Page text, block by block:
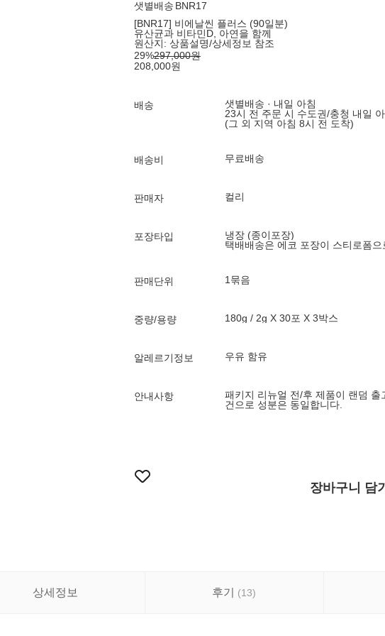
샛별배송 BNR17
[BNR17] 비에날씬 플러스 (90일분)
유산균과 비타민D, 아연을 함께
원산지: 상품설명/상세정보 참조
29%297,000원
208,000원
배송
샛별배송 · 내일 아침
23시 전 주문 시 수도권/충청 내일
(그 외 지역 아침 8시 전 도착)
배송비 무료배송
판매자 컬리
포장타입
냉장 (종이포장)
택배배송은 에코 포장이 스티로폼으
판매단위 1묶음
중량/용량 180g / 2g X 30포 X 3박스
알레르기정보 우유 함유
안내사항
패키지 리뉴얼 전/후 제품이 랜덤 출
건으로 성분은 동일합니다.
장바구니 담기
상세정보 후기 (13)